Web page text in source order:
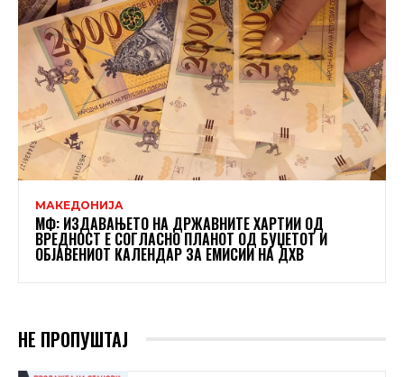
МАКЕДОНИЈА
МФ: ИЗДАВАЊЕТО НА ДРЖАВНИТЕ ХАРТИИ ОД
ВРЕДНОСТ Е СОГЛАСНО ПЛАНОТ ОД БУЏЕТОТ И
ОБЈАВЕНИОТ КАЛЕНДАР ЗА ЕМИСИИ НА ДХВ
НЕ ПРОПУШТАЈ